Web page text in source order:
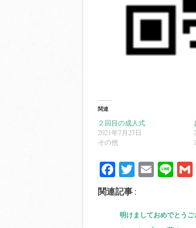
関連
２回目の成人式
2021年7月27日
その他
Fa
ce
bo
ok
T
wi
tte
r
E Li
関連記事 :
明けましておめでとうご